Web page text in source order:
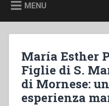
MENU
María Esther
Figlie di S.
di Mornese:
esperienza